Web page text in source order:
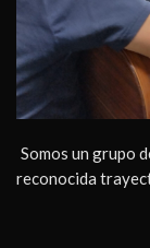
Somos un grupo
reconocida